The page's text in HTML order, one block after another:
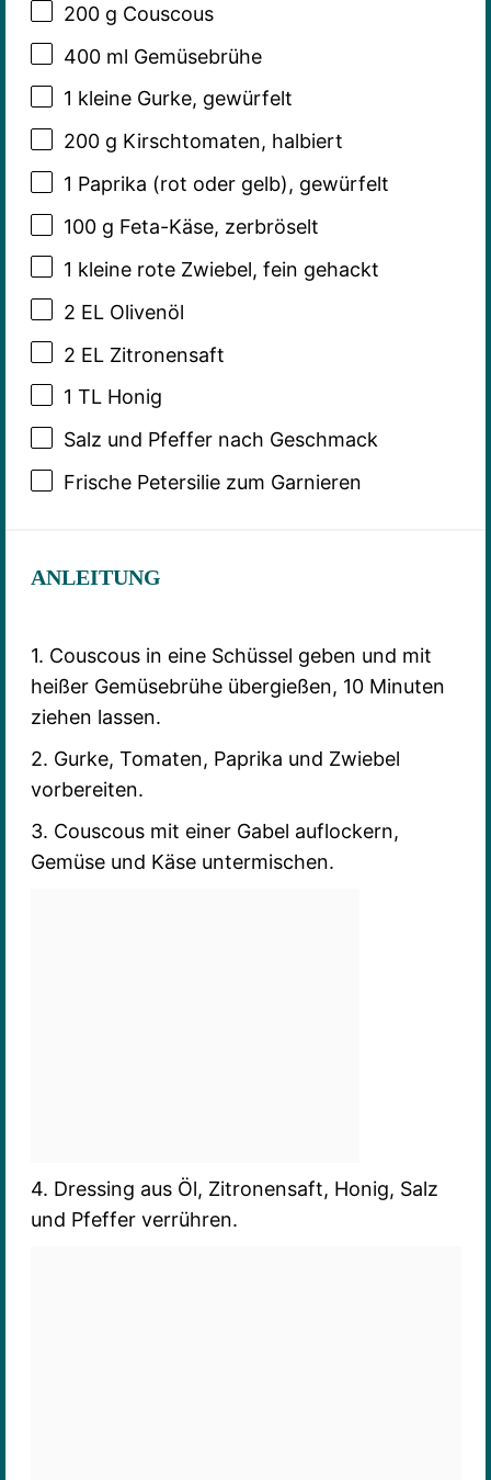
200 g Couscous
400ml Gemüsebrühe
1 kleine Gurke, gewürfelt
200 g Kirschtomaten, halbiert
1 Paprika (rot oder gelb), gewürfelt
100 g Feta-Käse, zerbröselt
1 kleine rote Zwiebel, fein gehackt
2 EL Olivenöl
2 EL Zitronensaft
1 TL Honig
Salz und Pfeffer nach Geschmack
Frische Petersilie zum Garnieren
ANLEITUNG
1. Couscous in eine Schüssel geben und mit
heißer Gemüsebrühe übergießen, 10 Minuten
ziehen lassen.
2. Gurke, Tomaten, Paprika und Zwiebel
vorbereiten.
3. Couscous mit einer Gabel auflockern,
Gemüse und Käse untermischen.
4. Dressing aus Öl, Zitronensaft, Honig, Salz
und Pfeffer verrühren.